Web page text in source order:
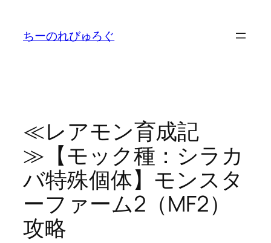
ちーのれびゅろぐ
≪レアモン育成記
≫【モック種：シラカ
バ特殊個体】モンスタ
ーファーム2（MF2）
攻略